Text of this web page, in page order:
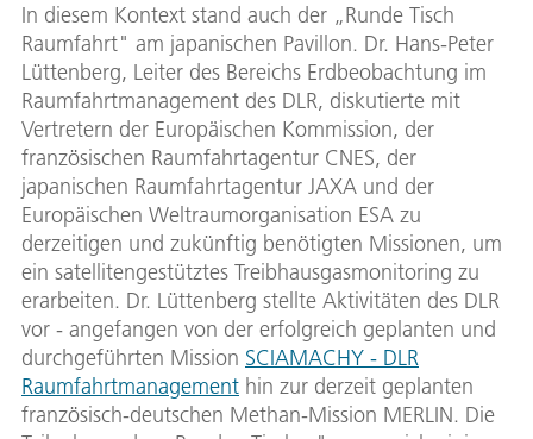
In diesem Kontext stand auch der „Runde Tisch
Raumfahrt" am japanischen Pavillon. Dr. Hans-Peter
Lüttenberg, Leiter des Bereichs Erdbeobachtung im
Raumfahrtmanagement des DLR, diskutierte mit
Vertretern der Europäischen Kommission, der
französischen Raumfahrtagentur CNES, der
japanischen Raumfahrtagentur JAXA und der
Europäischen Weltraumorganisation ESA zu
derzeitigen und zukünftig benötigten Missionen, um
ein satellitengestütztes Treibhausgasmonitoring zu
erarbeiten. Dr. Lüttenberg stellte Aktivitäten des DLR
vor - angefangen von der erfolgreich geplanten und
durchgeführten Mission SCIAMACHY - DLR
Raumfahrtmanagement hin zur derzeit geplanten
französisch-deutschen Methan-Mission MERLIN. Die